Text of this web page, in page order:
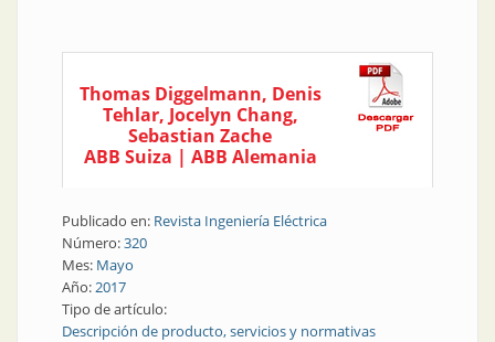
Thomas Diggelmann, Denis
Tehlar, Jocelyn Chang,
Sebastian Zache
ABB Suiza | ABB Alemania
Publicado en: Revista Ingeniería Eléctrica
Número:320
Mes: Mayo
Año:2017
Tipo de artículo:
Descripción de producto, servicios y normativas